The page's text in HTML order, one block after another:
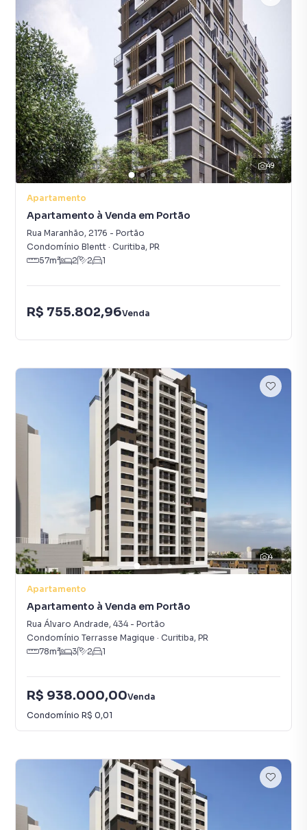
49
Apartamento
Apartamento à Venda em Portão
Rua Maranhão, 2176 - Portão
Condomínio Blentt · Curitiba, PR
57m² 2 2 1
R$ 755.802,96Venda
4
Apartamento
Apartamento à Venda em Portão
Rua Álvaro Andrade, 434- Portão
Condomínio Terrasse Magique · Curitiba, PR
78m² 3 2 1
R$ 938.000,00Venda
Condomínio R$ 0,01